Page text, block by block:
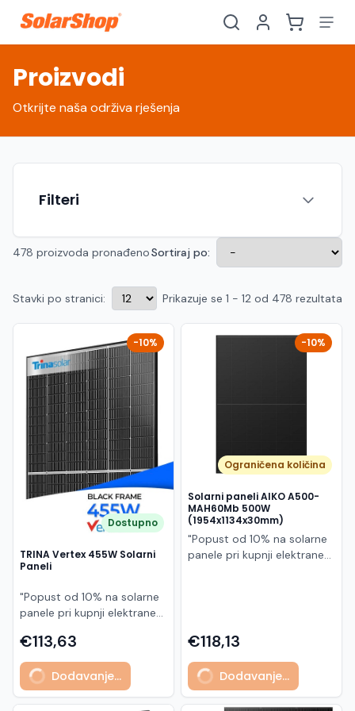
Hrvatski EN
Crnogorski
MK Македонски
Proizvodi
Otkrijte naša održiva rješenja
Filteri
478 proizvoda pronađenoSortiraj po:
Stavki po stranici: Prikazuje se 1 - 12 od 478 rezultata
-10%
Dostupno
TRINA Vertex 455W Solarni
Paneli
"Popust od 10% na solarne
panele pri kupnji elektrane
Model TSM-455NEG9R.28
predstavlja napredni
glass/glass N-type solarni
modul s visokom
učinkovitošću, dugim
€113,63
Dodavanje...
-10%
Ograničena količina
Solarni paneli AIKO A500-
MAH60Mb 500W
(1954x1134x30mm)
"Popust od 10% na solarne
panele pri kupnji elektrane
500 W iz Neostar 2S serije,
baziran na naprednoj N-
type ABC (All Back Contact)
tehnologiji. Ovaj panel je
namijenjen za moderne
€118,13
Dodavanje...